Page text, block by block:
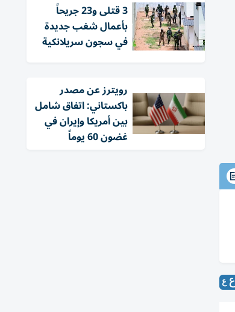
3 قتلى و23 جريحاً
بأعمال شغب جديدة
في سجون سريلانكية
‏رويترز عن مصدر
باكستاني: اتفاق شامل
بين أمريكا وإيران في
غضون 60 يوماً